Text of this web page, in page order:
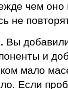
чем оно
не
Вы
и
мало
Если